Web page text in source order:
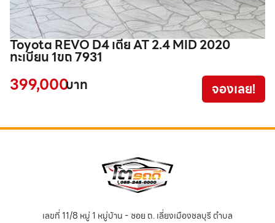
Toyota REVO D4 เตี้ย AT 2.4 MID 2020
ทะเบียน 1ขถ 7931
399,000บาท จองเลย!
เลขที่ 11/8 หมู่ 1 หมู่บ้าน - ซอย ถ. เลี่ยงเมืองชลบุรี ตำบล